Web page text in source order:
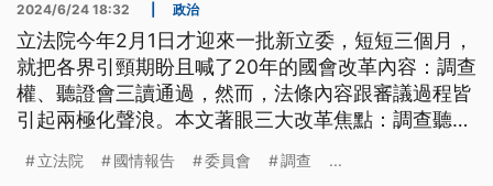
2024/6/24 18:32 政治
立法院今年2月1日才迎來一批新立委，短短三個月，
就把各界引頸期盼且喊了20年的國會改革內容：調查
權、聽證會三讀通過，然而，法條內容跟審議過程皆
引起兩極化聲浪。本文著眼三大改革焦點：調查聽
常態化來討論。
立法院 國情報告 委員會 調查 ...